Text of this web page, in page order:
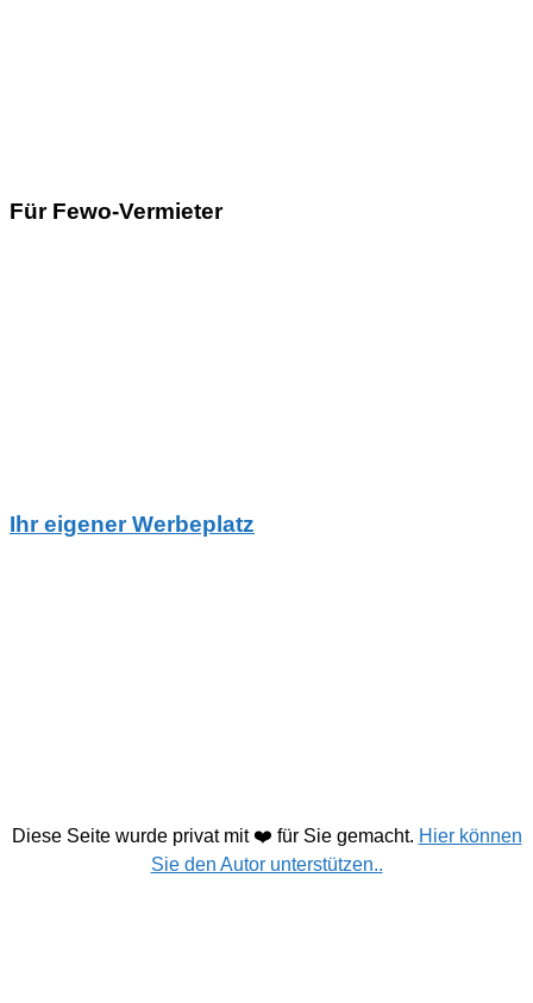
Für Fewo-Vermieter
Ihr eigener Werbeplatz
Diese Seite wurde privat mit ❤️ für Sie gemacht. Hier können
Sie den Autor unterstützen..